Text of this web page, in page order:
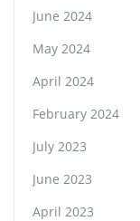
June 2024
May 2024
April 2024
February 2024
July 2023
June 2023
April 2023